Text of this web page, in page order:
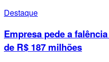
Destaque
Empresa pede a
de R$ 187 milhões